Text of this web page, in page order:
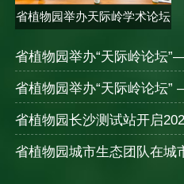
省植物园举办天际岭学术论坛